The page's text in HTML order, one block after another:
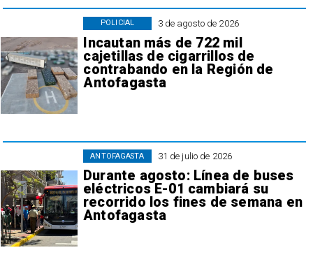
3 de agosto de 2026
Incautan más de 722 mil
cajetillas de cigarrillos de
contrabando en la Región de
Antofagasta
POLICIAL
31 de julio de 2026
Durante agosto: Línea de buses
eléctricos E-01 cambiará su
recorrido los fines de semana en
Antofagasta
ANTOFAGASTA